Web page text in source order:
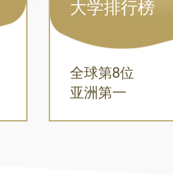
大学排行榜
全球第8位
亚洲第一